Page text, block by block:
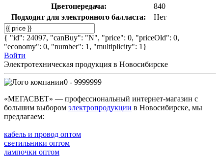
Цветопередача:
840
Подходит для электронного балласта:
Нет
{ "id": 24097, "canBuy": "N", "price": 0, "priceOld": 0,
"economy": 0, "number": 1, "multiplicity": 1}
Войти
Электротехническая продукция в Новосибирске
0 - 9999999
«МЕГАСВЕТ» — профессиональный интернет-магазин с
большим выбором электропродукции в Новосибирске, мы
предлагаем:
кабель и провод оптом
светильники оптом
лампочки оптом